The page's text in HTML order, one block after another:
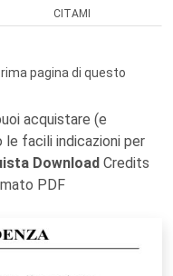
CITAMI
pagina di questo
acquistare (e
facili indicazioni per
Download Credits
PDF